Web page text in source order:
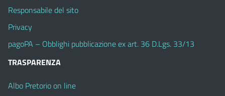
Responsabile del sito
Privacy
pagoPA – Obblighi pubblicazione ex art. 36 D.Lgs. 33/13
TRASPARENZA
Albo Pretorio on line